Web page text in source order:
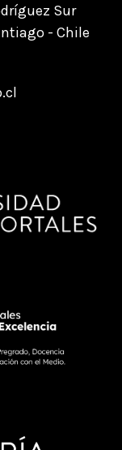
Sur
- Chile